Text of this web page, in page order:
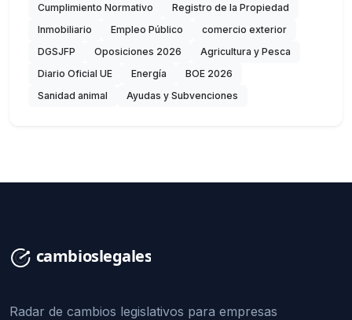
Cumplimiento Normativo
Registro de la Propiedad
Inmobiliario
Empleo Público
comercio exterior
DGSJFP
Oposiciones 2026
Agricultura y Pesca
Diario Oficial UE
Energía
BOE 2026
Sanidad animal
Ayudas y Subvenciones
Radar de cambios legislativos para empresas